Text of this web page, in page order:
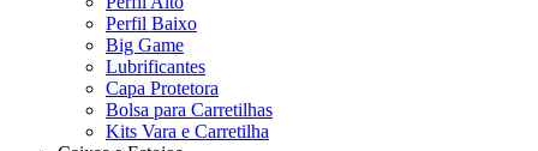
Perfil Baixo
Big Game
Lubrificantes
Capa Protetora
Bolsa para Carretilhas
Kits Vara e Carretilha